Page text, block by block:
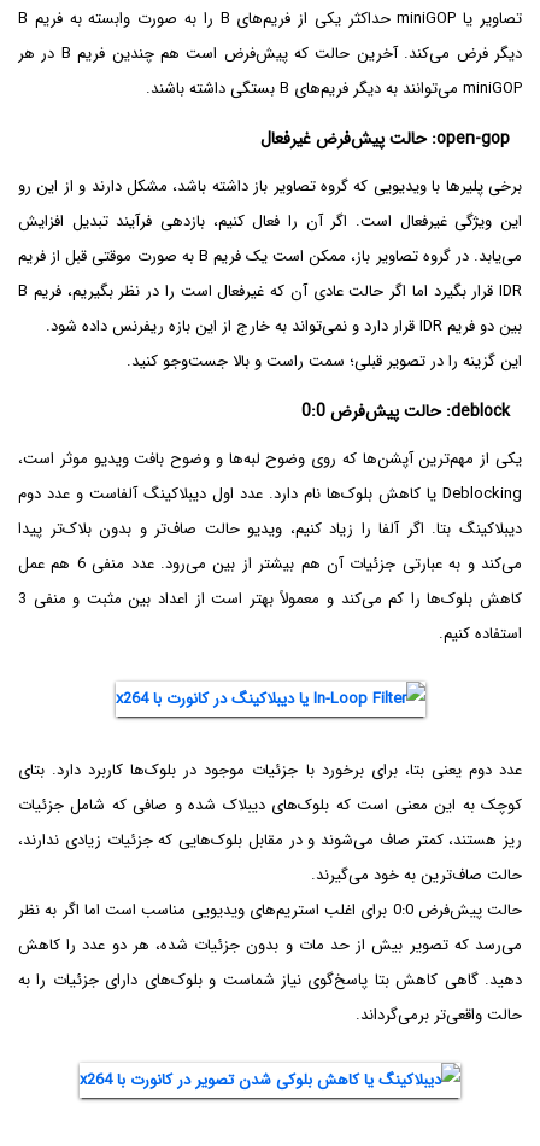
تصاویر یا miniGOP حداکثر یکی از فریم‌های B را به صورت وابسته به فریم B
دیگر فرض می‌کند. آخرین حالت که پیش‌فرض است هم چندین فریم B در هر
miniGOP می‌توانند به دیگر فریم‌های B بستگی داشته باشند.
open-gop: حالت پیش‌فرض غیرفعال
برخی پلیرها با ویدیویی که گروه تصاویر باز داشته باشد، مشکل دارند و از این رو
این ویژگی غیرفعال است. اگر آن را فعال کنیم، بازدهی فرآیند تبدیل افزایش
می‌یابد. در گروه تصاویر باز، ممکن است یک فریم B به صورت موقتی قبل از فریم
IDR قرار بگیرد اما اگر حالت عادی آن که غیرفعال است را در نظر بگیریم، فریم B
بین دو فریم IDR قرار دارد و نمی‌تواند به خارج از این بازه ریفرنس داده شود.
این گزینه را در تصویر قبلی؛ سمت راست و بالا جست‌و‌جو کنید.
deblock: حالت پیش‌فرض 0:0
یکی از مهم‌ترین آپشن‌ها که روی وضوح لبه‌ها و وضوح بافت ویدیو موثر است،
Deblocking یا کاهش بلوک‌ها نام دارد. عدد اول دیبلاکینگ آلفاست و عدد دوم
دیبلاکینگ بتا. اگر آلفا را زیاد کنیم، ویدیو حالت صاف‌تر و بدون بلاک‌تر پیدا
می‌کند و به عبارتی جزئیات آن هم بیشتر از بین می‌رود. عدد منفی 6 هم عمل
کاهش بلوک‌ها را کم می‌کند و معمولاً بهتر است از اعداد بین مثبت و منفی 3
استفاده کنیم.
عدد دوم یعنی بتا، برای برخورد با جزئیات موجود در بلوک‌ها کاربرد دارد. بتای
کوچک به این معنی است که بلوک‌های دیبلاک شده و صافی که شامل جزئیات
ریز هستند، کمتر صاف می‌شوند و در مقابل بلوک‌هایی که جزئیات زیادی ندارند،
حالت صاف‌ترین به خود می‌گیرند.
حالت پیش‌فرض 0:0 برای اغلب استریم‌های ویدیویی مناسب است اما اگر به نظر
می‌رسد که تصویر بیش از حد مات و بدون جزئیات شده، هر دو عدد را کاهش
دهید. گاهی کاهش بتا پاسخ‌گوی نیاز شماست و بلوک‌های دارای جزئیات را به
حالت واقعی‌تر بر‌می‌گرداند.